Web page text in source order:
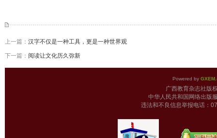
上一篇： 汉字不仅是一种工具，更是一种世界观
下一篇： 阅读让文化历久弥新
Powered by
广西教育杂志
中华人民共和国网络出版
违法和不良信息举报电话：